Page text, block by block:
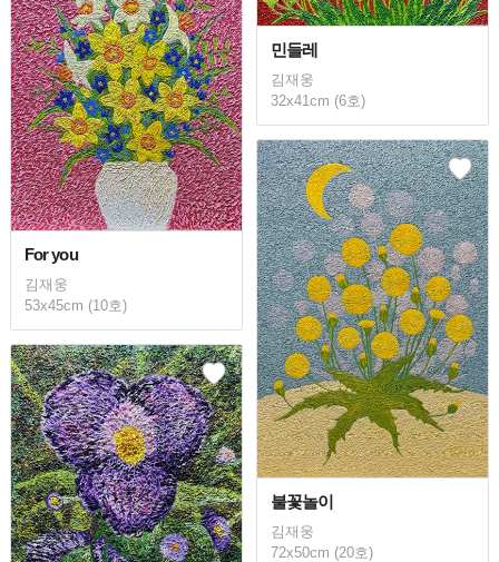
민들레
김재웅
32x41cm (6호)
For you
김재웅
53x45cm (10호)
불꽃놀이
김재웅
72x50cm (20호)